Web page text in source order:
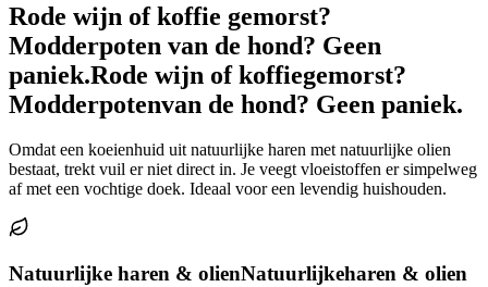
Rode wijn of koffie gemorst?
Modderpoten van de hond? Geen
paniek.Rode wijn of koffiegemorst?
Modderpotenvan de hond? Geen paniek.
Omdat een koeienhuid uit natuurlijke haren met natuurlijke olien
bestaat, trekt vuil er niet direct in. Je veegt vloeistoffen er simpelweg
af met een vochtige doek. Ideaal voor een levendig huishouden.
Natuurlijke haren & olienNatuurlijkeharen & olien